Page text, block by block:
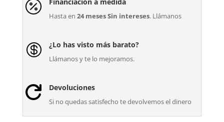

Hasta en 24 meses Sin intereses. Llámanos
 ¿Lo has visto más barato?
Llámanos y te lo mejoramos.
 Devoluciones
Si no quedas satisfecho te devolvemos el dinero